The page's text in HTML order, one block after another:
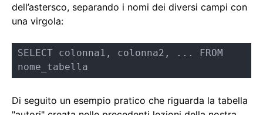
dell’astersco, separando i nomi dei diversi campi con
una virgola:
SELECT colonna1, colonna2, ... FROM
nome_tabella
Di seguito un esempio pratico che riguarda la tabella